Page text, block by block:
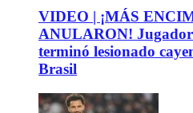
VIDEO | ¡MÁS
ANULARON! Jugador
terminó lesionado
Brasil